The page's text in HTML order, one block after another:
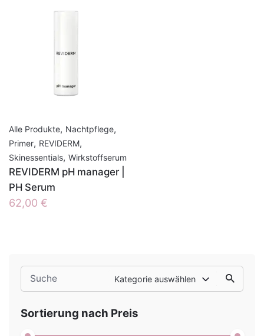
Search
for
Kategorie auswählen
Sortierung nach Preis
Alle Produkte, Nachtpflege,
Primer, REVIDERM,
Skinessentials, Wirkstoffserum
REVIDERM pH manager |
PH Serum
62,00 €